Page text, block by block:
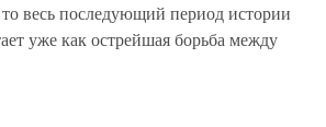
весь последующий период истории
уже как острейшая борьба между